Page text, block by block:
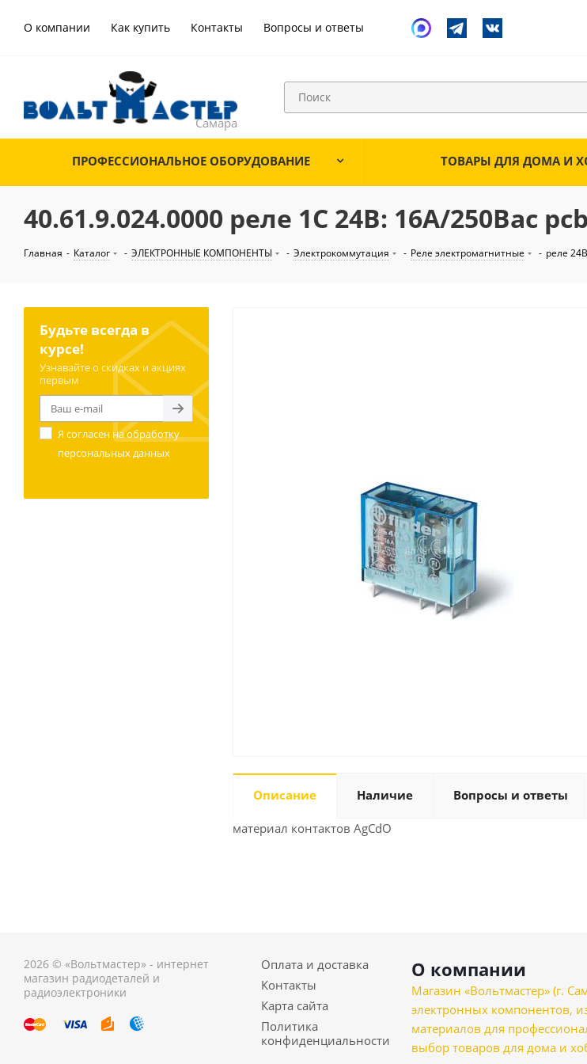
О компании Как купить Контакты Вопросы и ответы
ПРОФЕССИОНАЛЬНОЕ ОБОРУДОВАНИЕ ТОВАРЫ ДЛЯ ДОМА И
40.61.9.024.0000 реле 1C 24В: 16А/250Вac
Главная - Каталог - ЭЛЕКТРОННЫЕ КОМПОНЕНТЫ - Электрокоммутация - Реле электромагнитные - реле
Описание Наличие Вопросы и ответы
материал контактов AgCdO
Будьте всегда в
курсе!
Узнавайте о скидках и акциях
первым
Я согласен наобработку
персональных данных
2026 © «Вольтмастер» - интернет
магазин радиодеталей и
радиоэлектроники
Оплата и доставка
Контакты
Карта сайта
Политика
конфиденциальности
О компании
Магазин «Вольтмастер» (г.
электронных компонентов,
материалов для
выбор товаров для дома и